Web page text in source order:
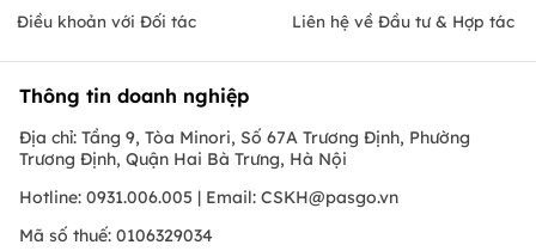
Điều khoản với Đối tác
Liên hệ về Đầu tư & Hợp tác
Thông tin doanh nghiệp
Địa chỉ: Tầng 9, Tòa Minori, Số 67A Trương Định, Phường
Trương Định, Quận Hai Bà Trưng, Hà Nội
Hotline: 0931.006.005 | Email: CSKH@pasgo.vn
Mã số thuế: 0106329034